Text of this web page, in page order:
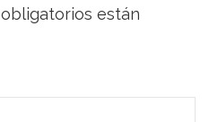
están